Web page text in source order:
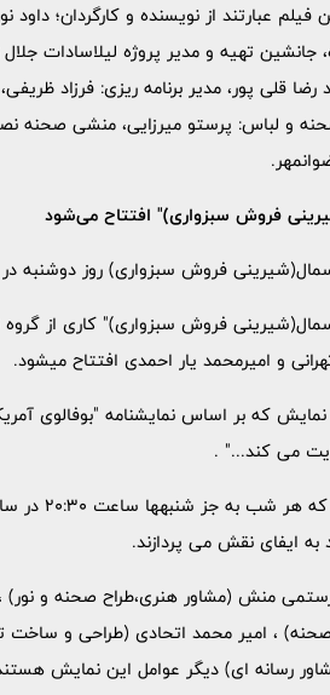
فیلم عبارتند از نویسنده و کارگردان؛
جانشین تهیه و مدیر پروژه لیلاسادات
رضا قلی پور، مدیر برنامه ریزی: فرزاد
صحنه و لباس: پرستو میرزایی، منشی
فروش سبزواری)" افتتاح می‌شود
فروش سبزواری) روز دوشنبه
و امیرمحمد یار احمدی افتتاح میشود.
که بر اساس نمایشنامه "بوفالوی
می کند..." .
در این
به ایفای نقش می پردازند.
منش (مشاور هنری،طراح صحنه و نور) ،
صحنه) ، امیر محمد اتحادی (طراحی و ساخت
رسانه ای) دیگر عوامل این نمایش